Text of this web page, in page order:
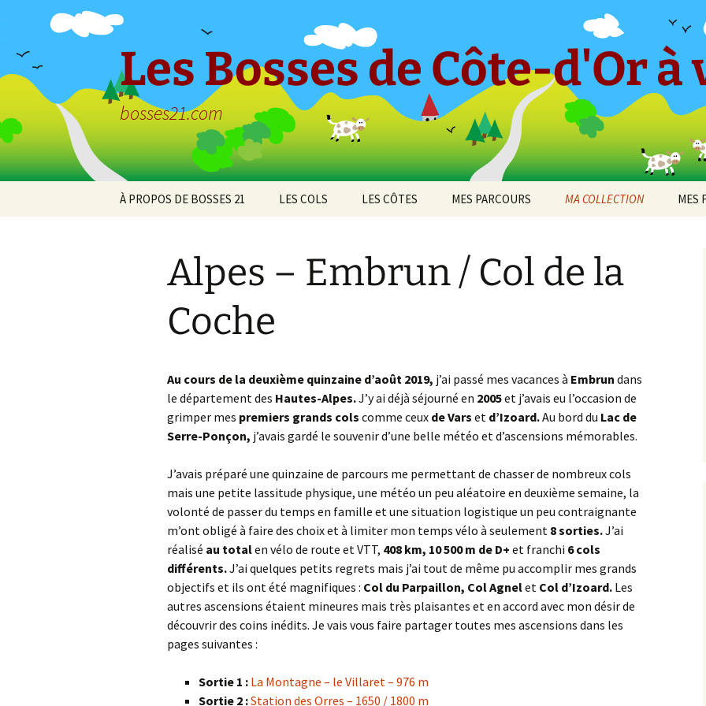
Les Bosses de Côte-d'Or à
bosses21.com
À PROPOS DE BOSSES 21 LES COLS
Col de Clémencey
Col de Pique-Chose
Col du Pennevelle
Cols de Leuzeu – de la
Mialle – de la Toppe
LES CÔTES
Bel-Air
Chenôve
Cirque du Bout du Monde
Ivry-en-Montagne
la Raquette
la Rochepot
le Bas des Fontaines
le Grand Hâ
CÔTE ET HAUTES CÔTES Arcenant
Bruant Ouest
Bruant Sud
Château d’entre Deux
Monts
Chaux
Chazan
Chevrey
Giron
Dijon – La Montagne
Hauteville-lès-Dijon
Plombières-lès-Dijon
Talant
Frontière Nièvre
Jonchère
la Croix de Chèvre
Mont Beroin
Saulieu
Savilly
PAYS CHÂTILLONNAIS la Brosse Dormante
la Groutière
la Villeneuve-les-Convers
les Grandes Charmes
PAYS DE L’AUXOIS A38 – Échangeur n°26
A38 – Échangeur n°27
A38 – Échangeur n°28
A38 – Geute
A38 – le Moulin à Vent
Alise-Sainte-Reine
PAYS SEINE ET TILLES Aignay-le-Duc ><
Lamargelle
Blaisy-Bas
Bligny-le-Sec
Bordes Pillot
CEA Valduc
VALLÉE DE L’OUCHE Agey _ Gissey-sur-Ouche
Croix Gauveney
Forêt Tarbet
la Montagne
VINGEANNE VAL DE
SAÔNE
Tart-le-Haut
MES PARCOURS
Parcours 2017 [1]
Parcours 2019 [2]
MA COLLECTION
2011
2014
2015
2017
2018
2019
2020
2021
MES
Alpes – Embrun / Col de la
Coche
Au cours de la deuxième quinzaine d’août 2019, j’ai passé mes vacances à Embrun dans
le département des Hautes-Alpes.J’y ai déjà séjourné en 2005et j’avais eu l’occasion de
grimper mes premiers grands cols comme ceux deVars et d’Izoard.Au bord du Lac de
Serre-Ponçon, j’avais gardé le souvenir d’une belle météo et d’ascensions mémorables.
J’avais préparé une quinzaine de parcours me permettant de chasser de nombreux cols
mais une petite lassitude physique, une météo un peu aléatoire en deuxième semaine, la
volonté de passer du temps en famille et une situation logistique un peu contraignante
m’ont obligé à faire des choix et à limiter mon temps vélo à seulement 8 sorties.J’ai
réalisé au totalen vélo de route et VTT, 408 km, 10 500 m de D+ et franchi 6 cols
différents.J’ai quelques petits regrets mais j’ai tout de même pu accomplir mes grands
objectifs et ils ont été magnifiques : Col du Parpaillon, Col Agnelet Col d’Izoard. Les
autres ascensions étaient mineures mais très plaisantes et en accord avec mon désir de
découvrir des coins inédits. Je vais vous faire partager toutes mes ascensions dans les
pages suivantes :
Sortie 1 : La Montagne – le Villaret – 976 m
Sortie 2 :Station des Orres – 1650 / 1800 m